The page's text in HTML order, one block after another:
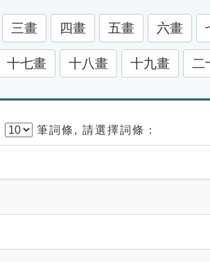
三畫 四畫 五畫 六畫
十七畫 十八畫 十九畫 二
筆詞條, 請選擇詞條：